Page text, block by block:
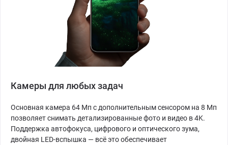
Камеры для любых задач
Основная камера 64 Мп с дополнительным сенсором на 8 Мп
позволяет снимать детализированные фото и видео в 4K.
Поддержка автофокуса, цифрового и оптического зума,
двойная LED-вспышка — всё это обеспечивает